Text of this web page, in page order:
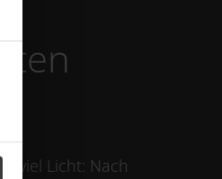
viel Licht: Nach